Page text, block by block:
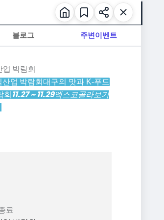
블로그 주변이벤트
박람회
업 박람회대구의 맛과 K-푸드
회 11.27 ~ 11.29엑스코골라보기
료